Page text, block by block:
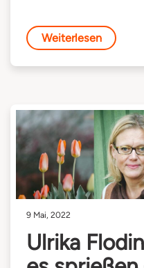
Weiterlesen
9 Mai, 2022
Ulrika